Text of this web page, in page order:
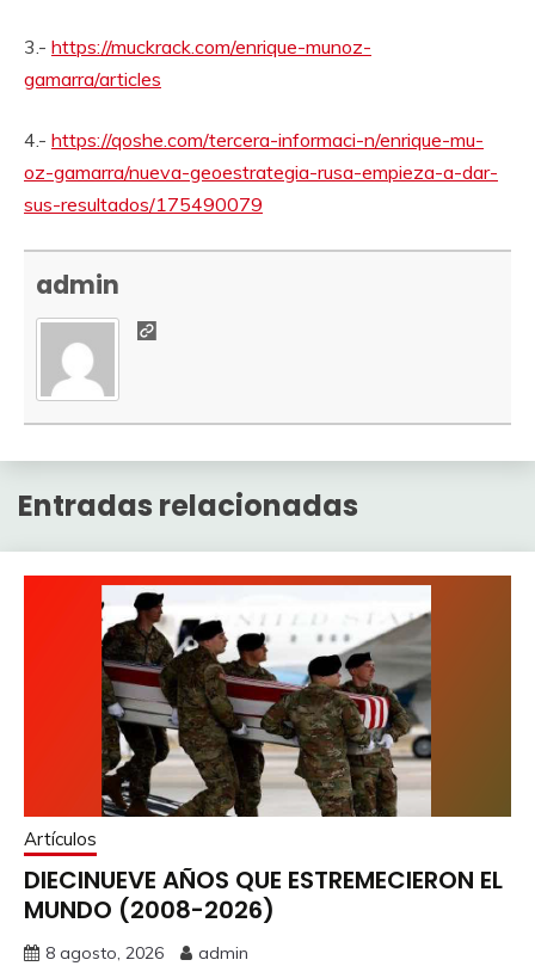
3.- https://muckrack.com/enrique-munoz-
gamarra/articles
4.- https://qoshe.com/tercera-informaci-n/enrique-mu-
oz-gamarra/nueva-geoestrategia-rusa-empieza-a-dar-
sus-resultados/175490079
admin
Entradas relacionadas
Artículos
DIECINUEVE AÑOS QUE ESTREMECIERON EL
MUNDO (2008-2026)
8 agosto, 2026 admin